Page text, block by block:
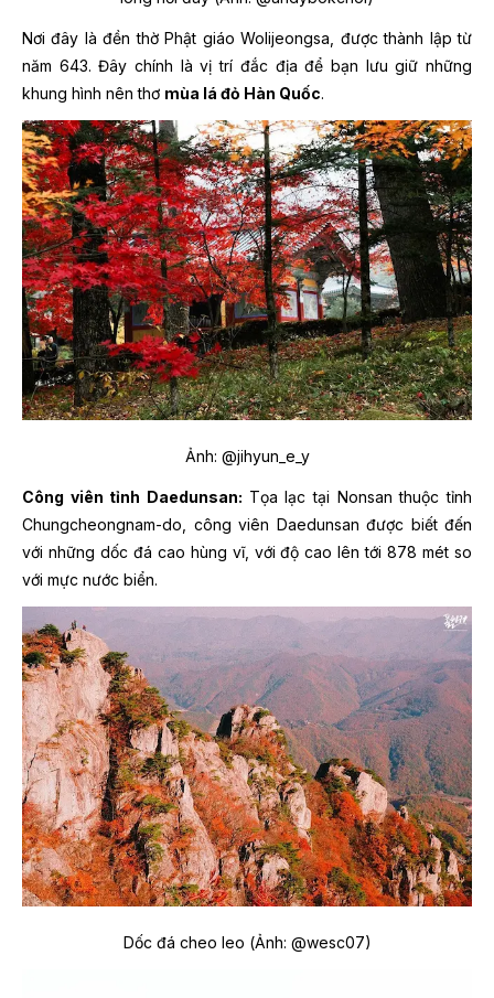
Nơi đây là đền thờ Phật giáo Wolijeongsa, được thành lập từ
năm 643. Đây chính là vị trí đắc địa để bạn lưu giữ những
khung hình nên thơ mùa lá đỏ Hàn Quốc.
Ảnh: @jihyun_e_y
Công viên tỉnh Daedunsan: Tọa lạc tại Nonsan thuộc tỉnh
Chungcheongnam-do, công viên Daedunsan được biết đến
với những dốc đá cao hùng vĩ, với độ cao lên tới 878 mét so
với mực nước biển.
Dốc đá cheo leo (Ảnh: @wesc07)